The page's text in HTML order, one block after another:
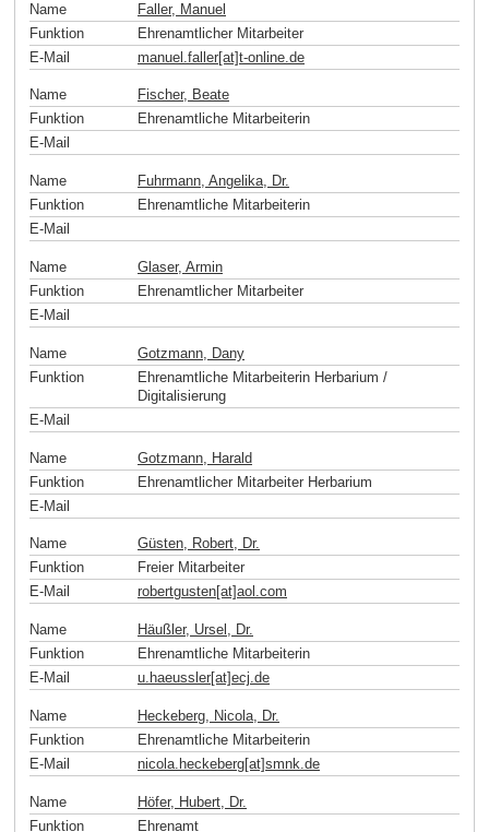
Name
Faller, Manuel
Funktion
Ehrenamtlicher Mitarbeiter
E-Mail
manuel.faller[at]t-online de
Name
Fischer, Beate
Funktion
Ehrenamtliche Mitarbeiterin
E-Mail
Name
Fuhrmann, Angelika, Dr.
Funktion
Ehrenamtliche Mitarbeiterin
E-Mail
Name
Glaser, Armin
Funktion
Ehrenamtlicher Mitarbeiter
E-Mail
Name
Gotzmann, Dany
Funktion
Ehrenamtliche Mitarbeiterin Herbarium /
Digitalisierung
E-Mail
Name
Gotzmann, Harald
Funktion
Ehrenamtlicher Mitarbeiter Herbarium
E-Mail
Name
Güsten, Robert, Dr.
Funktion
Freier Mitarbeiter
E-Mail
robertgusten[at]aol .com
Name
Häußler, Ursel, Dr.
Funktion
Ehrenamtliche Mitarbeiterin
E-Mail
u.haeussler[at]ecj.de
Name
Heckeberg, Nicola, Dr.
Funktion
Ehrenamtliche Mitarbeiterin
E-Mail
nicola.heckeberg[at]smnk de
Name
Höfer, Hubert, Dr.
Funktion
Ehrenamt